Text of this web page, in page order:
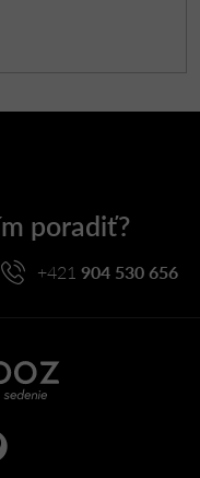
+421 904 530 656